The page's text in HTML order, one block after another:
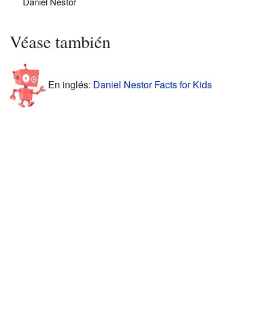
Véase también
En inglés: Daniel Nestor Facts for Kids